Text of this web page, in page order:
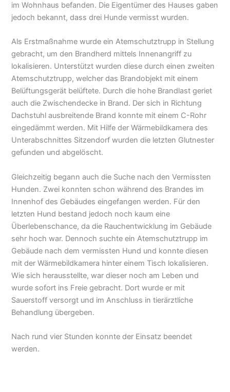
im Wohnhaus befanden. Die Eigentümer des Hauses gaben
jedoch bekannt, dass drei Hunde vermisst wurden.
Als Erstmaßnahme wurde ein Atemschutztrupp in Stellung
gebracht, um den Brandherd mittels Innenangriff zu
lokalisieren. Unterstützt wurden diese durch einen zweiten
Atemschutztrupp, welcher das Brandobjekt mit einem
Belüftungsgerät belüftete. Durch die hohe Brandlast geriet
auch die Zwischendecke in Brand. Der sich in Richtung
Dachstuhl ausbreitende Brand konnte mit einem C-Rohr
eingedämmt werden. Mit Hilfe der Wärmebildkamera des
Unterabschnittes Sitzendorf wurden die letzten Glutnester
gefunden und abgelöscht.
Gleichzeitig begann auch die Suche nach den Vermissten
Hunden. Zwei konnten schon während des Brandes im
Innenhof des Gebäudes eingefangen werden. Für den
letzten Hund bestand jedoch noch kaum eine
Überlebenschance, da die Rauchentwicklung im Gebäude
sehr hoch war. Dennoch suchte ein Atemschutztrupp im
Gebäude nach dem vermissten Hund und konnte diesen
mit der Wärmebildkamera hinter einem Tisch lokalisieren.
Wie sich herausstellte, war dieser noch am Leben und
wurde sofort ins Freie gebracht. Dort wurde er mit
Sauerstoff versorgt und im Anschluss in tierärztliche
Behandlung übergeben.
Nach rund vier Stunden konnte der Einsatz beendet
werden.